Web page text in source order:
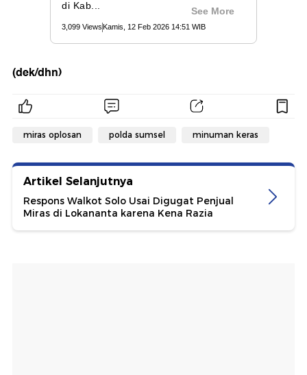
(dek/dhn)
miras oplosan polda sumsel minuman keras
Artikel Selanjutnya
Respons Walkot Solo Usai Digugat Penjual
Miras di Lokananta karena Kena Razia